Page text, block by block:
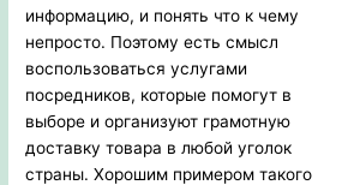
информацию, и понять что к чему
непросто. Поэтому есть смысл
воспользоваться услугами
посредников, которые помогут в
выборе и организуют грамотную
доставку товара в любой уголок
страны. Хорошим примером такого